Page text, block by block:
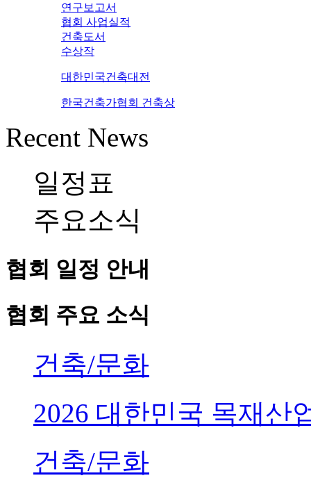
연구보고서
협회 사업실적
건축도서
수상작
대한민국건축대전
한국건축가협회 건축상
Recent News
일정표
주요소식
협회 일정 안내
협회 주요 소식
건축/문화
2026 대한민국 목재산
건축/문화